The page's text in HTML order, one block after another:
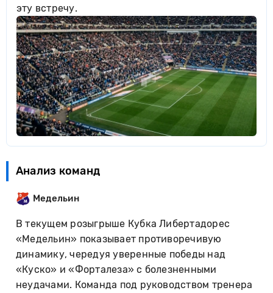
эту встречу.
Анализ команд
Медельин
В текущем розыгрыше Кубка Либертадорес
«Медельин» показывает противоречивую
динамику, чередуя уверенные победы над
«Куско» и «Форталеза» с болезненными
неудачами. Команда под руководством тренера